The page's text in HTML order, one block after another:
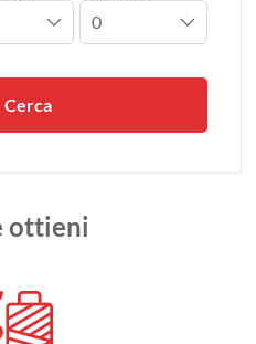
Cerca
ottieni